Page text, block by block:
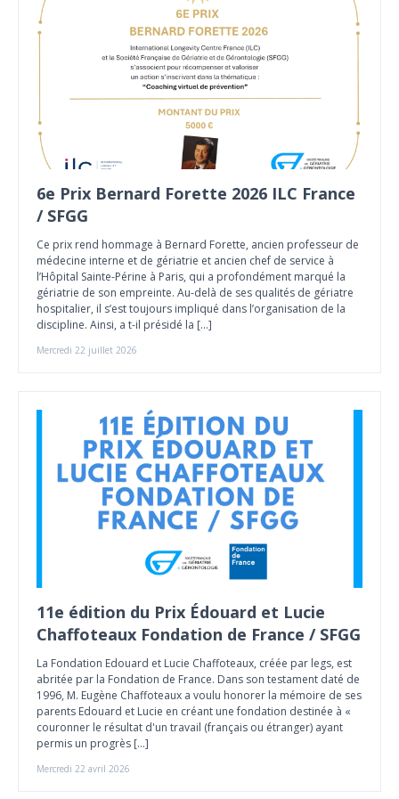
6e Prix Bernard Forette 2026 ILC France
/ SFGG
Ce prix rend hommage à Bernard Forette, ancien professeur de
médecine interne et de gériatrie et ancien chef de service à
l’Hôpital Sainte-Périne à Paris, qui a profondément marqué la
gériatrie de son empreinte. Au-delà de ses qualités de gériatre
hospitalier, il s’est toujours impliqué dans l’organisation de la
discipline. Ainsi, a t-il présidé la […]
Mercredi 22 juillet 2026
11e édition du Prix Édouard et Lucie
Chaffoteaux Fondation de France / SFGG
La Fondation Edouard et Lucie Chaffoteaux, créée par legs, est
abritée par la Fondation de France. Dans son testament daté de
1996, M. Eugène Chaffoteaux a voulu honorer la mémoire de ses
parents Edouard et Lucie en créant une fondation destinée à «
couronner le résultat d'un travail (français ou étranger) ayant
permis un progrès […]
Mercredi 22 avril 2026